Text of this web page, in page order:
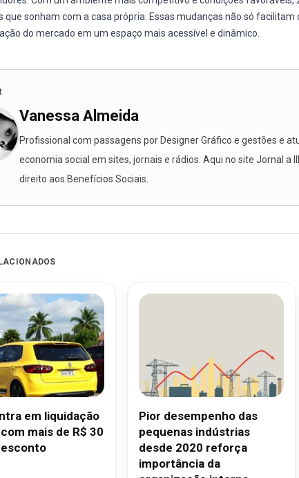
que sonham com a casa própria. Essas mudanças não só
do mercado em um espaço mais acessível e dinâmico.
Vanessa Almeida
Profissional com passagens por Designer Gráfico e gestões e
economia social em sites, jornais e rádios. Aqui no site Jornal a
direito aos Benefícios Sociais.
em liquidação
mais de R$ 30
Pior desempenho das
pequenas indústrias
desde 2020 reforça
importância da